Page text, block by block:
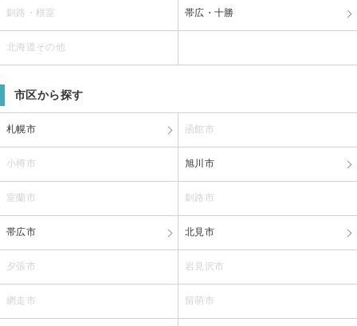
釧路・根室 帯広・十勝
北海道その他
市区から探す
札幌市 函館市
小樽市 旭川市
室蘭市 釧路市
帯広市 北見市
夕張市 岩見沢市
網走市 留萌市